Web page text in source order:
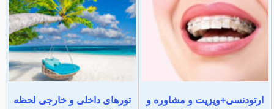
ارتودنسی+ویزیت و مشاوره و
تورهای داخلی و خارجی لحظه